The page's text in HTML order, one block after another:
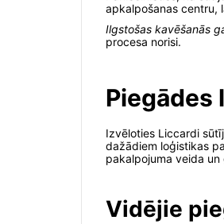
apkalpošanas centru,
Ilgstošas kavēšanās
procesa norisi.
Piegādes
Izvēloties Liccardi
dažādiem loģistikas
pakalpojuma veida un
Vidējie